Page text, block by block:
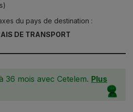
du pays de destination :
DE TRANSPORT
36 mois avec Cetelem. Plus